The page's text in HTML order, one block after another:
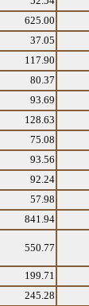
625.00
37.05
117.90
80.37
93.69
128.63
75.08
93.56
92.24
57.98
841.94
550.77
199.71
245.28